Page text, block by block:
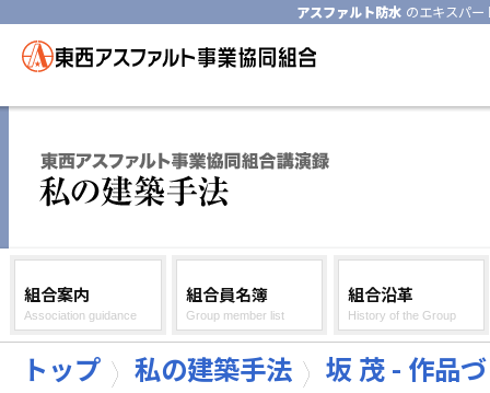
アスファルト防水 のエキスパ
組合案内
Association guidance
組合員名簿
Group member list
組合沿革
History of the Group
トップ 私の建築手法
坂 茂 - 作品